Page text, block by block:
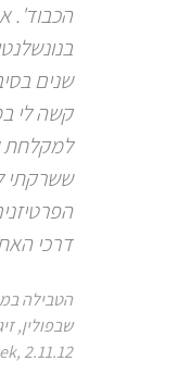
הכבוד'.
שנים
קשה לי
למקלחת
ששרקתי
דרכי
הטבילה
שבפולין,
2.11.12